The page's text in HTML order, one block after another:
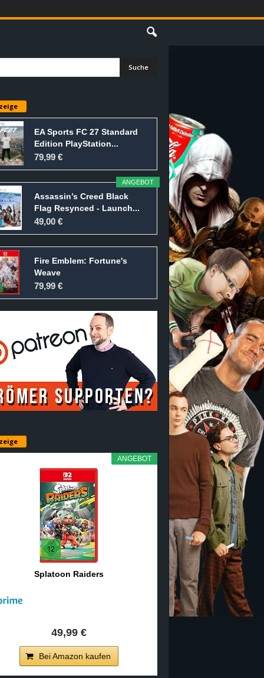
EA Sports FC 27 Standard
Edition PlayStation...
79,99 €
ANGEBOT
Assassin’s Creed Black
Flag Resynced - Launch...
49,00 €
Fire Emblem: Fortune's
Weave
79,99 €
ANGEBOT
Splatoon Raiders
49,99 €
Bei Amazon kaufen